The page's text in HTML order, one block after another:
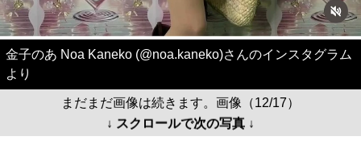
金子のあ Noa Kaneko (@noa.kaneko)さんのインスタグラム
より
まだまだ画像は続きます。画像（12/17）
↓ スクロールで次の写真 ↓